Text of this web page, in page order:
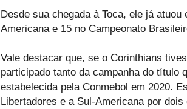
Desde sua chegada à Toca, ele já
Americana e 15 no Campeonato
Vale destacar que, se o Corinthians
participado tanto da campanha do título
estabelecida pela Conmebol em 2020.
Libertadores e a Sul-Americana por